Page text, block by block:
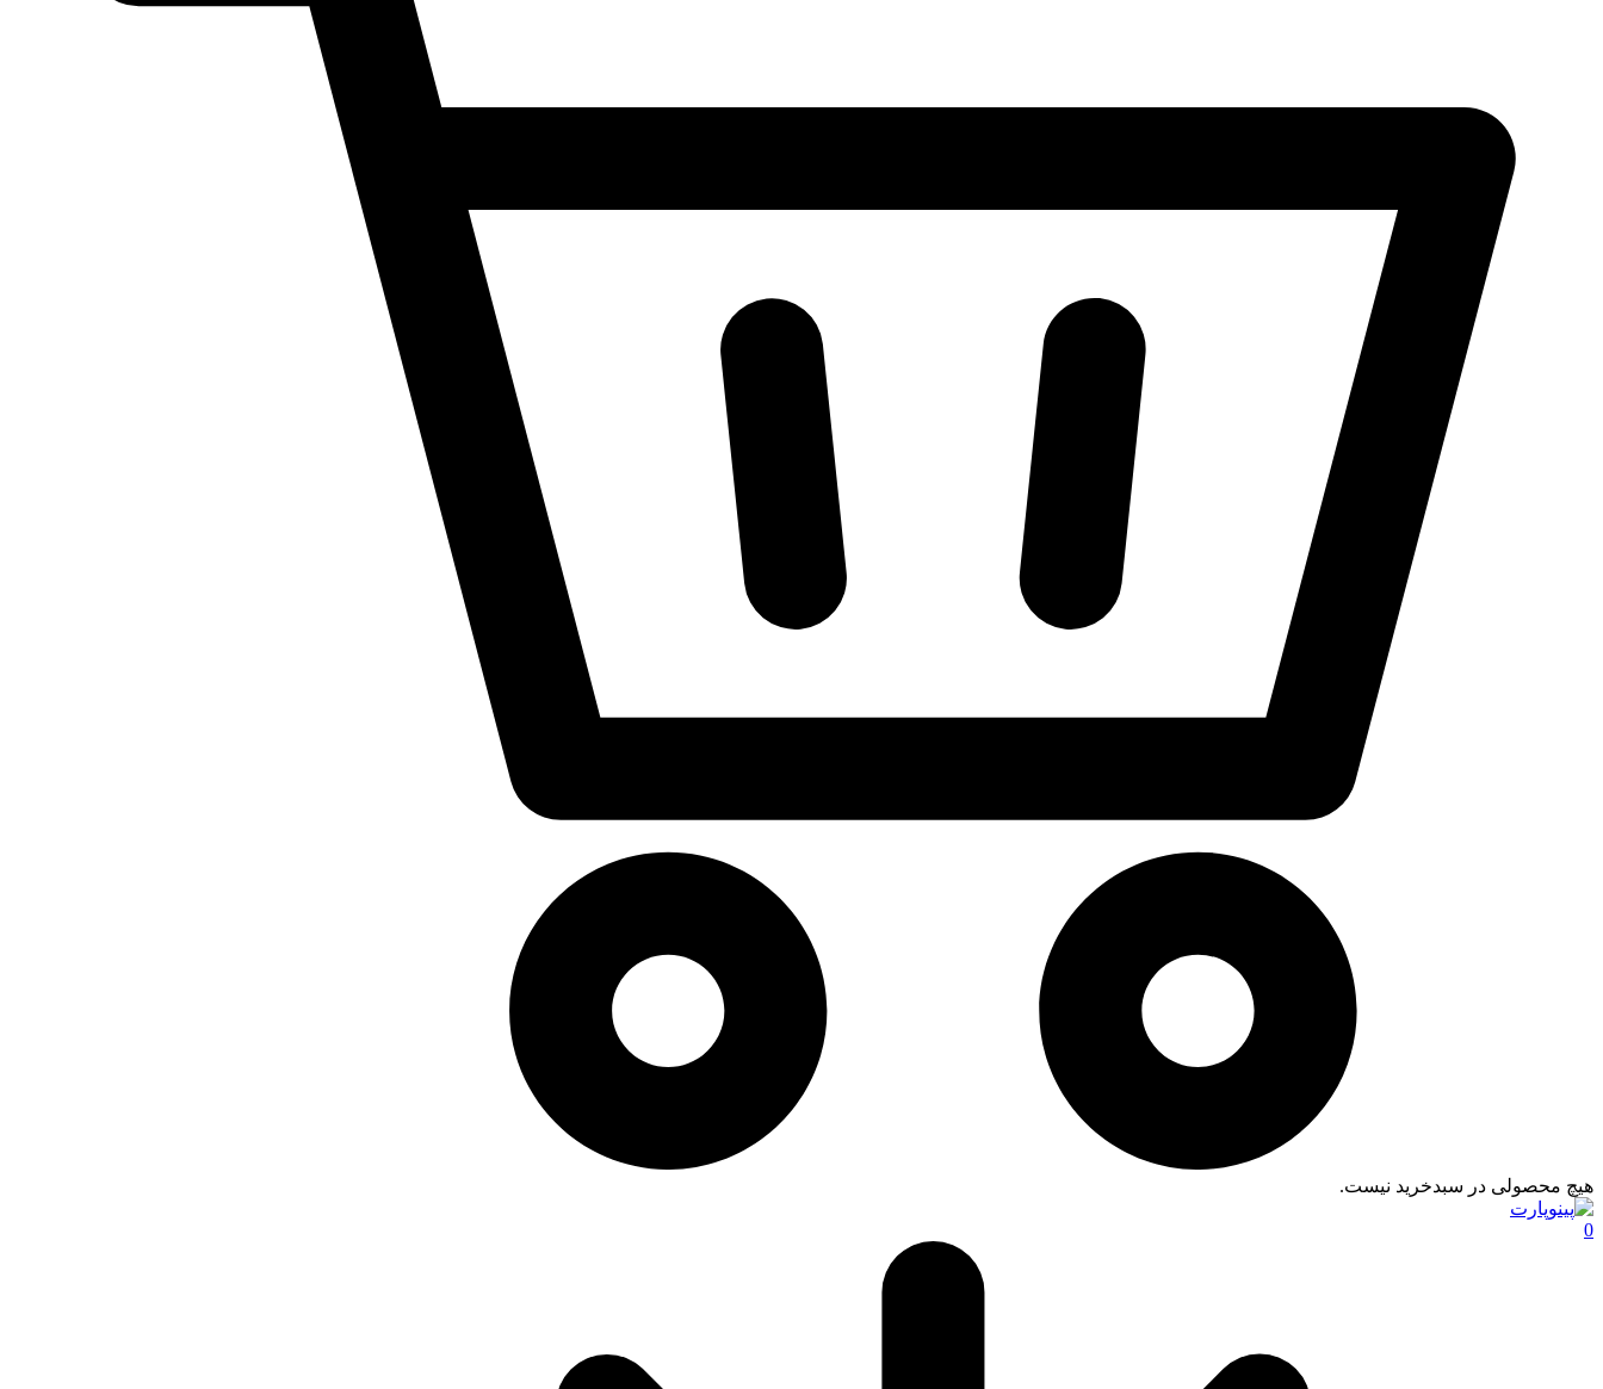
هیچ محصولی در سبدخرید نیست.
0